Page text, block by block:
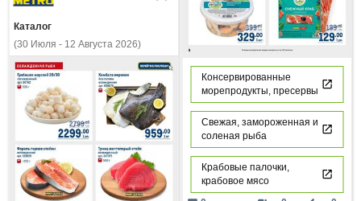
Консервированные
морепродукты, пресервы
Свежая, замороженная и
соленая рыба
Крабовые палочки,
крабовое мясо
Каталог
(30 Июля - 12 Августа 2026)